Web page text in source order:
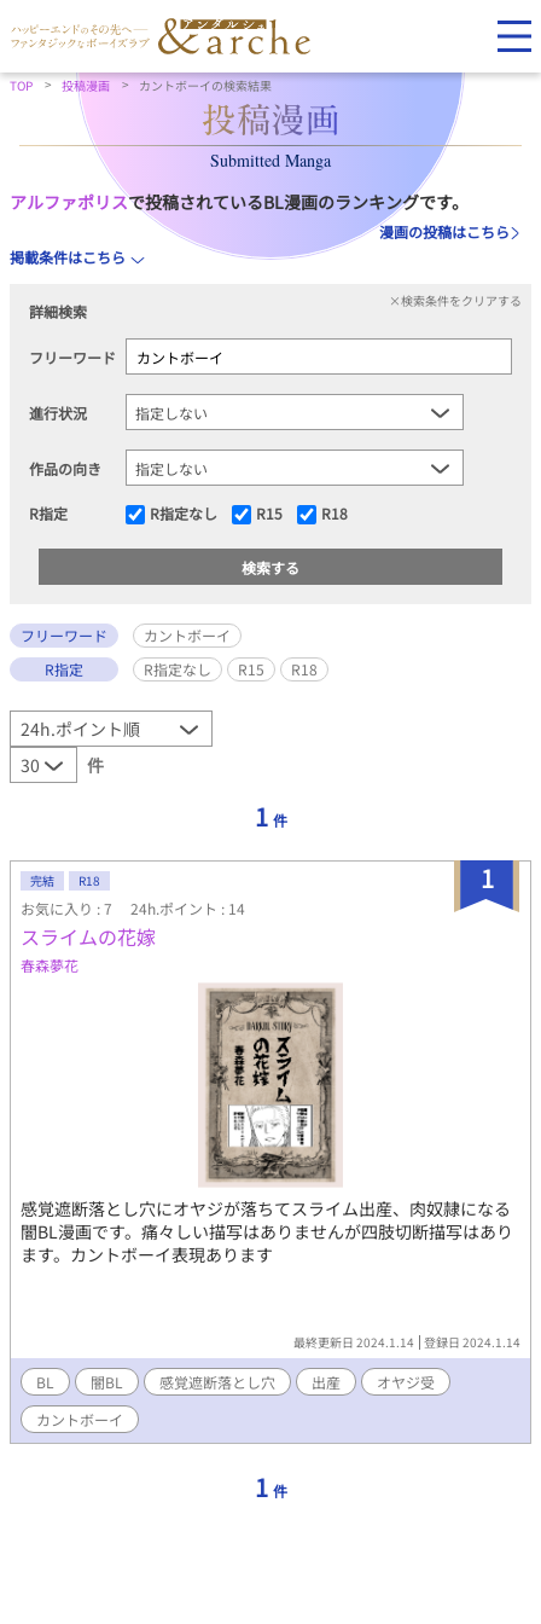
TOP 投稿漫画 カントボーイの検索結果
Submitted Manga
アルファポリスで投稿されているBL漫画のランキングです。
漫画の投稿はこちら
掲載条件はこちら
詳細検索
×検索条件をクリアする
フリーワード
進行状況
作品の向き
R指定 R指定なし R15 R18
フリーワード
カントボーイ
R指定
R指定なし R15 R18
件
1 件
1
完結 R18
お気に入り : 7 24h.ポイント : 14
スライムの花嫁
春森夢花
感覚遮断落とし穴にオヤジが落ちてスライム出産、肉奴隷になる
闇BL漫画です。痛々しい描写はありませんが四肢切断描写はあり
ます。カントボーイ表現あります
最終更新日 2024.1.14 登録日 2024.1.14
BL 闇BL 感覚遮断落とし穴 出産
オヤジ受
カントボーイ
1 件